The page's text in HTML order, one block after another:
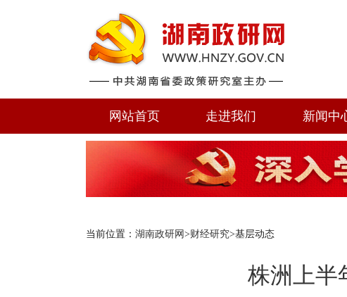
网站首页 走进我们 新闻中
当前位置： 湖南政研网 >财经研究>基层动态
株洲上半